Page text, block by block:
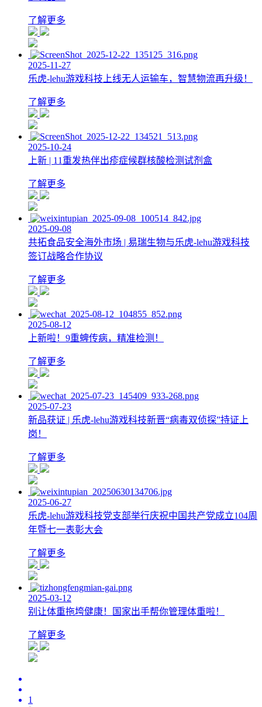
了解更多
2025-11-27
乐虎-lehu游戏科技上线无人运输车，智慧物流再升级！
了解更多
2025-10-24
上新 | 11重发热伴出疹症候群核酸检测试剂盒
了解更多
2025-09-08
共拓食品安全海外市场 | 易瑞生物与乐虎-lehu游戏科技
签订战略合作协议
了解更多
2025-08-12
上新啦！9重蜱传病，精准检测！
了解更多
2025-07-23
新品获证 | 乐虎-lehu游戏科技新晋“病毒双侦探”持证上
岗！
了解更多
2025-06-27
乐虎-lehu游戏科技党支部举行庆祝中国共产党成立104周
年暨七一表彰大会
了解更多
2025-03-12
别让体重拖垮健康！国家出手帮你管理体重啦！
了解更多
1